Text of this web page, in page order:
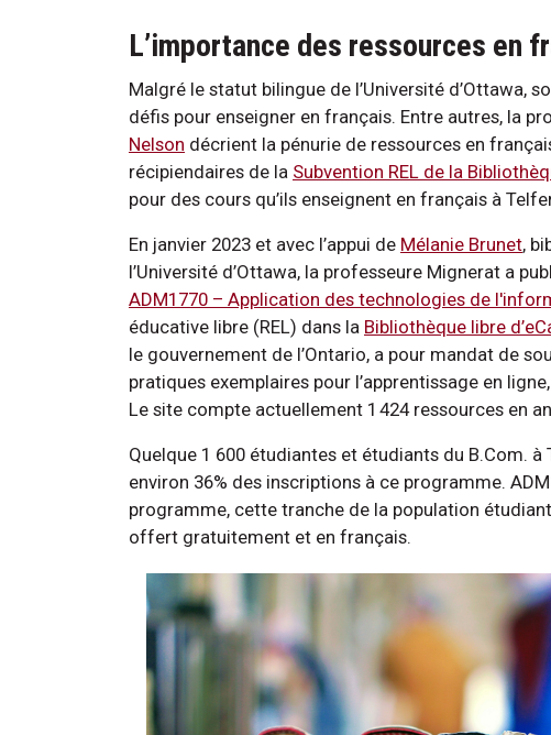
L’importance des ressources en
Malgré le statut bilingue de l’Université d’Ottawa,
défis pour enseigner en français. Entre autres, la
Nelson décrient la pénurie de ressources en
récipiendaires de la Subvention REL de la
pour des cours qu’ils enseignent en français à
En janvier 2023 et avec l’appui de Mélanie Brunet,
l’Université d’Ottawa, la professeure Mignerat a
ADM1770 – Application des technologies de
éducative libre (REL) dans la Bibliothèque libre
le gouvernement de l’Ontario, a pour mandat de
pratiques exemplaires pour l’apprentissage en
Le site compte actuellement 1 424 ressources en
Quelque 1 600 étudiantes et étudiants du B.Com.
environ 36% des inscriptions à ce programme.
programme, cette tranche de la population
offert gratuitement et en français.